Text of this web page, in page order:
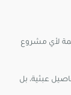
لأي مشروع
عبثية، بل